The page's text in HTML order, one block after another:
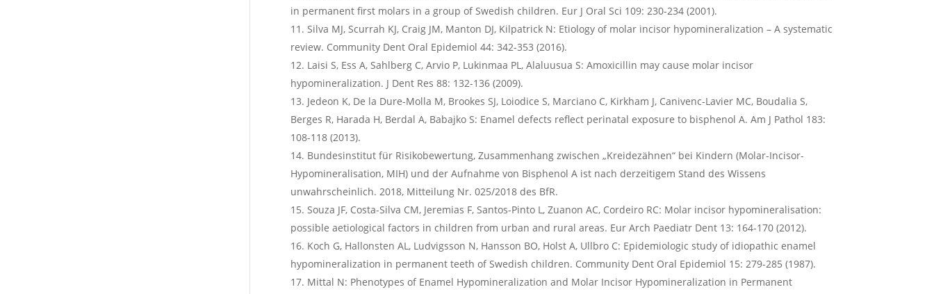
in permanent first molars in a group of Swedish children. Eur J Oral Sci 109: 230-234 (2001).
Silva MJ, Scurrah KJ, Craig JM, Manton DJ, Kilpatrick N: Etiology of molar incisor hypomineralization – A systematic
review. Community Dent Oral Epidemiol 44: 342-353 (2016).
Laisi S, Ess A, Sahlberg C, Arvio P, Lukinmaa PL, Alaluusua S: Amoxicillin may cause molar incisor
hypomineralization. J Dent Res 88: 132-136 (2009).
Jedeon K, De la Dure-Molla M, Brookes SJ, Loiodice S, Marciano C, Kirkham J, Canivenc-Lavier MC, Boudalia S,
Berges R, Harada H, Berdal A, Babajko S: Enamel defects reflect perinatal exposure to bisphenol A. Am J Pathol 183:
108-118 (2013).
Bundesinstitut für Risikobewertung, Zusammenhang zwischen „Kreidezähnen“ bei Kindern (Molar-Incisor-
Hypomineralisation, MIH) und der Aufnahme von Bisphenol A ist nach derzeitigem Stand des Wissens
unwahrscheinlich. 2018, Mitteilung Nr. 025/2018 des BfR.
Souza JF, Costa-Silva CM, Jeremias F, Santos-Pinto L, Zuanon AC, Cordeiro RC: Molar incisor hypomineralisation:
possible aetiological factors in children from urban and rural areas. Eur Arch Paediatr Dent 13: 164-170 (2012).
Koch G, Hallonsten AL, Ludvigsson N, Hansson BO, Holst A, Ullbro C: Epidemiologic study of idiopathic enamel
hypomineralization in permanent teeth of Swedish children. Community Dent Oral Epidemiol 15: 279-285 (1987).
Mittal N: Phenotypes of Enamel Hypomineralization and Molar Incisor Hypomineralization in Permanent